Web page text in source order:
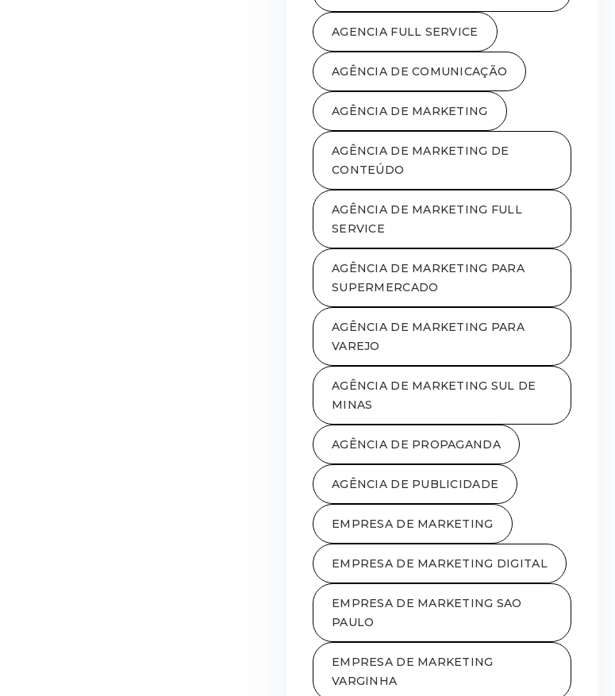
AGENCIA FULL SERVICE
AGÊNCIA DE COMUNICAÇÃO
AGÊNCIA DE MARKETING
AGÊNCIA DE MARKETING DE
CONTEÚDO
AGÊNCIA DE MARKETING FULL
SERVICE
AGÊNCIA DE MARKETING PARA
SUPERMERCADO
AGÊNCIA DE MARKETING PARA
VAREJO
AGÊNCIA DE MARKETING SUL DE
MINAS
AGÊNCIA DE PROPAGANDA
AGÊNCIA DE PUBLICIDADE
EMPRESA DE MARKETING
EMPRESA DE MARKETING DIGITAL
EMPRESA DE MARKETING SAO
PAULO
EMPRESA DE MARKETING
VARGINHA